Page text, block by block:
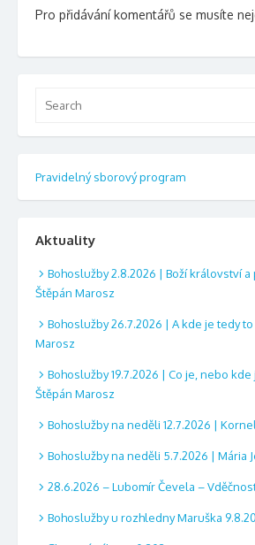
Pro přidávání komentářů se musíte
Pravidelný sborový program
Aktuality
Bohoslužby 2.8.2026 | Boží království
Štěpán Marosz
Bohoslužby 26.7.2026 | A kde je tedy
Marosz
Bohoslužby 19.7.2026 | Co je, nebo
Štěpán Marosz
Bohoslužby na neděli 12.7.2026 |
Bohoslužby na neděli 5.7.2026 | Mária
28.6.2026 – Lubomír Čevela –
Bohoslužby u rozhledny Maruška